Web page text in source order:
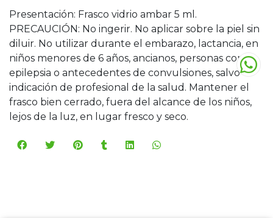
Presentación: Frasco vidrio ambar 5 ml.
PRECAUCIÓN: No ingerir. No aplicar sobre la piel sin
diluir. No utilizar durante el embarazo, lactancia, en
niños menores de 6 años, ancianos, personas con
epilepsia o antecedentes de convulsiones, salvo
indicación de profesional de la salud. Mantener el
frasco bien cerrado, fuera del alcance de los niños,
lejos de la luz, en lugar fresco y seco.